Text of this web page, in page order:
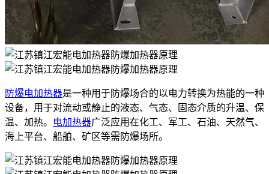
防爆电加热器是一种用于防爆场合的以电力转换为热能的一种
设备，用于对流动或静止的液态、气态、固态介质的升温、保
温、加热。
电加热器广泛应用在化工、军工、石油、天然气、
海上平台、船舶、矿区等需防爆场所。